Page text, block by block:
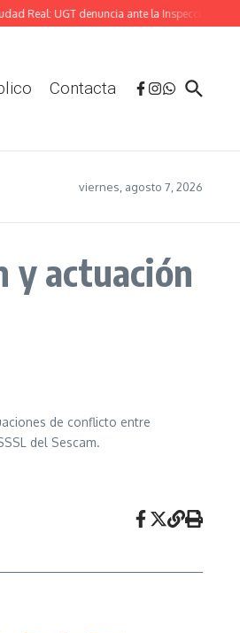
Real: UGT denuncia ante la Inspección las
Contacta
viernes, agosto 7, 2026
y actuación
de conflicto entre
del Sescam.